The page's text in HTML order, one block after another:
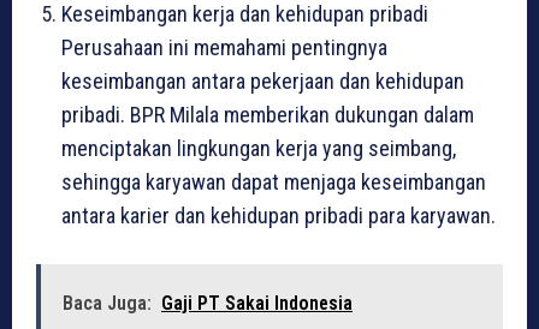
Keseimbangan kerja dan kehidupan pribadi
Perusahaan ini memahami pentingnya
keseimbangan antara pekerjaan dan kehidupan
pribadi. BPR Milala memberikan dukungan dalam
menciptakan lingkungan kerja yang seimbang,
sehingga karyawan dapat menjaga keseimbangan
antara karier dan kehidupan pribadi para karyawan.
Baca Juga: Gaji PT Sakai Indonesia